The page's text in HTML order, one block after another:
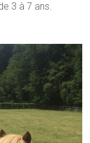
3 à 7 ans.